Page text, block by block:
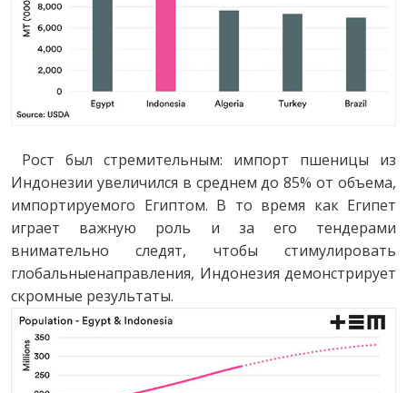
Рост был стремительным: импорт пшеницы из
Индонезии увеличился в среднем до 85% от объема,
импортируемого Египтом. В то время как Египет
играет важную роль и за его тендерами
внимательно следят, чтобы стимулировать
глобальныенаправления, Индонезия демонстрирует
скромные результаты.